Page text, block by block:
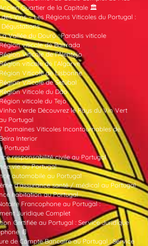
Quartier de la Capitale 🏛️
des Vins – Les Régions Viticoles du Portugal :
Dégustations
Vallée du Douro : Paradis viticole
viticole de Bairrada
Viticole de l’Alentejo
viticole de l’Algarve
Région Viticole de Lisbonne
Région Viticole de Setúbal
Viticole du Dão
viticole du Tejo
Verde Découvrez le Pays du Vin Vert
Portugal
Domaines Viticoles Incontournables de
Interior
Portugal
responsabilité civile au Portugal
vie au Portugal
automobile au Portugal
d’assurance santé / médical au Portugal
habitation au Portugal
Francophone au Portugal :
Juridique Complet
Certifiée au Portugal : Service Juridique
📄
de Compte Bancaire au Portugal : Service